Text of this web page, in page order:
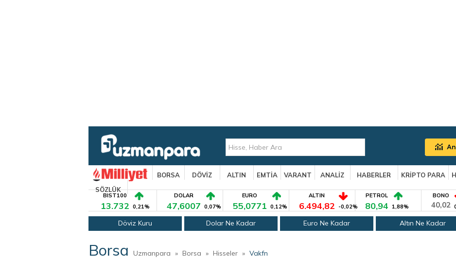
BORSA DÖVİZ ALTIN EMTİA VARANT ANALİZ HABERLER KRİPTO PARA
SÖZLÜK
BIST100
13.732 0,21%
DOLAR
47,6007 0,07%
EURO
55,0771 0,12%
ALTIN
6.494,82 -0,02%
PETROL
80,94 1,88%
BONO
40,02
Döviz Kuru Dolar Ne Kadar Euro Ne Kadar Altın Ne Kadar
Borsa Uzmanpara » Borsa » Hisseler » Vakfn